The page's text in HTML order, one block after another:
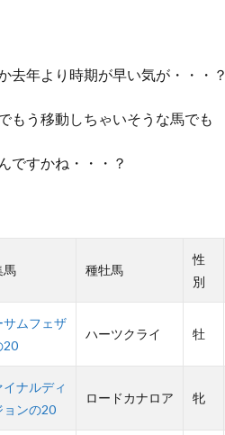
去年より時期が早い気が・・・？
もう移動しちゃいそうな馬でも
ですかね・・・？
馬 種牡馬
性
別
サムフェザ
20
ハーツクライ 牡
イナルディ
ョンの20
ロードカナロア 牝